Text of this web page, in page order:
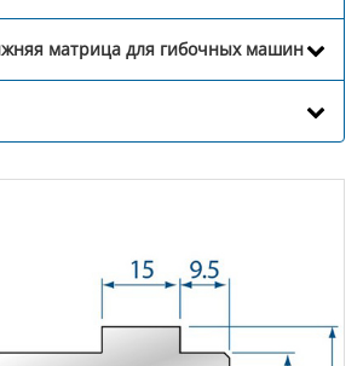
матрица для гибочных машин